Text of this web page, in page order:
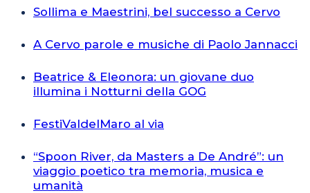
Sollima e Maestrini, bel successo a Cervo
A Cervo parole e musiche di Paolo Jannacci
Beatrice & Eleonora: un giovane duo
illumina i Notturni della GOG
FestiValdelMaro al via
“Spoon River, da Masters a De André”: un
viaggio poetico tra memoria, musica e
umanità